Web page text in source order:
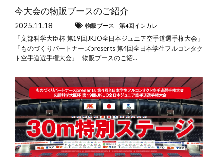
今大会の物販ブースのご紹介
2025.11.18 物販ブース 第4回インカレ
「文部科学大臣杯 第19回JKJO全日本ジュニア空手道選手権大会」
「ものづくりパートナーズpresents 第4回全日本学生フルコンタク
ト空手道選手権大会」 物販ブースのご紹...